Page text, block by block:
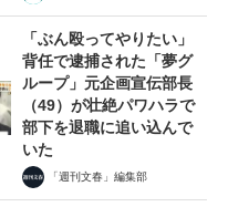
「ぶん殴ってやりたい」
背任で逮捕された「夢グ
ループ」元企画宣伝部長
（49）が壮絶パワハラで
部下を退職に追い込んで
いた
「週刊文春」編集部